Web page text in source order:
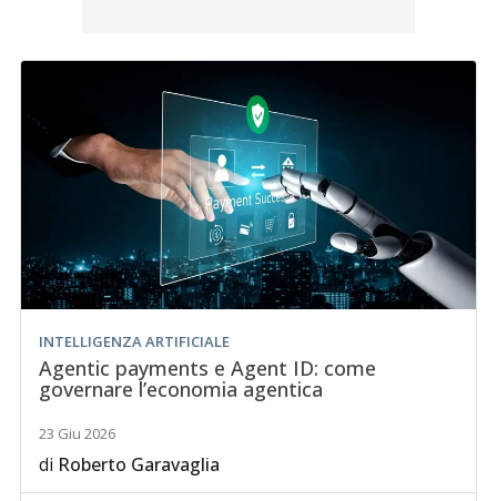
INTELLIGENZA ARTIFICIALE
Agentic payments e Agent ID: come
governare l’economia agentica
23 Giu 2026
di Roberto Garavaglia